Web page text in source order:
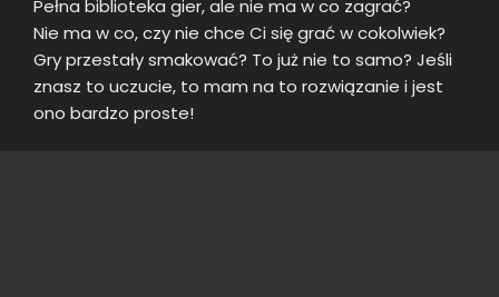
Pełna biblioteka gier, ale nie ma w co zagrać?
Nie ma w co, czy nie chce Ci się grać w cokolwiek?
Gry przestały smakować? To już nie to samo? Jeśli
znasz to uczucie, to mam na to rozwiązanie i jest
ono bardzo proste!